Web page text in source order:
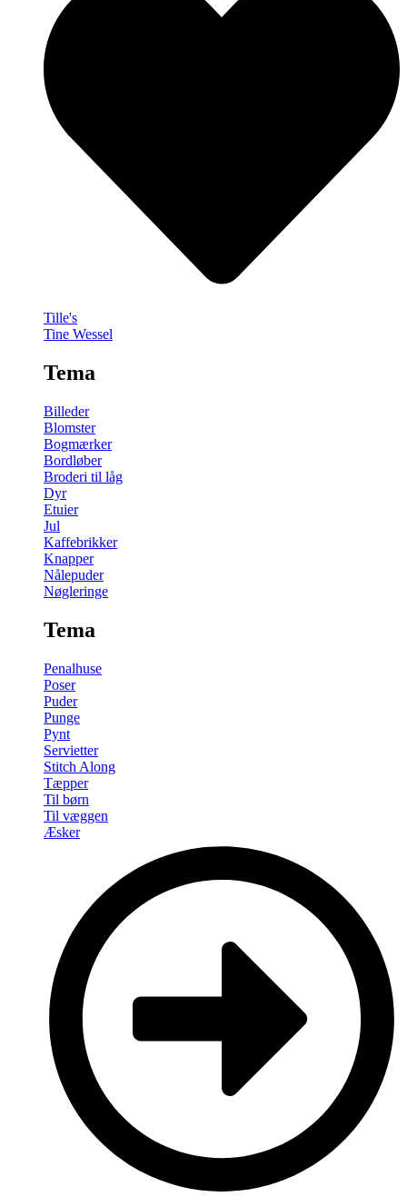
Tille's
Tine Wessel
Tema
Billeder
Blomster
Bogmærker
Bordløber
Broderi til låg
Dyr
Etuier
Jul
Kaffebrikker
Knapper
Nålepuder
Nøgleringe
Tema
Penalhuse
Poser
Puder
Punge
Pynt
Servietter
Stitch Along
Tæpper
Til børn
Til væggen
Æsker